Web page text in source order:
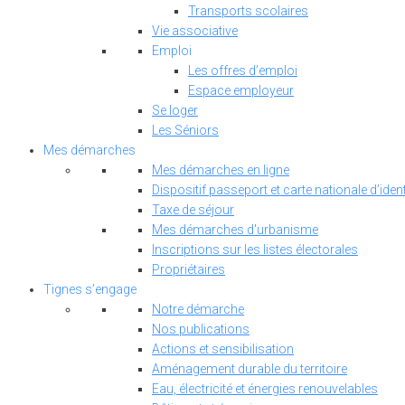
Transports scolaires
Vie associative
Emploi
Les offres d’emploi
Espace employeur
Se loger
Les Séniors
Mes démarches
Mes démarches en ligne
Dispositif passeport et carte nationale
Taxe de séjour
Mes démarches d'urbanisme
Inscriptions sur les listes électorales
Propriétaires
Tignes s’engage
Notre démarche
Nos publications
Actions et sensibilisation
Aménagement durable du territoire
Eau, électricité et énergies renouvelables